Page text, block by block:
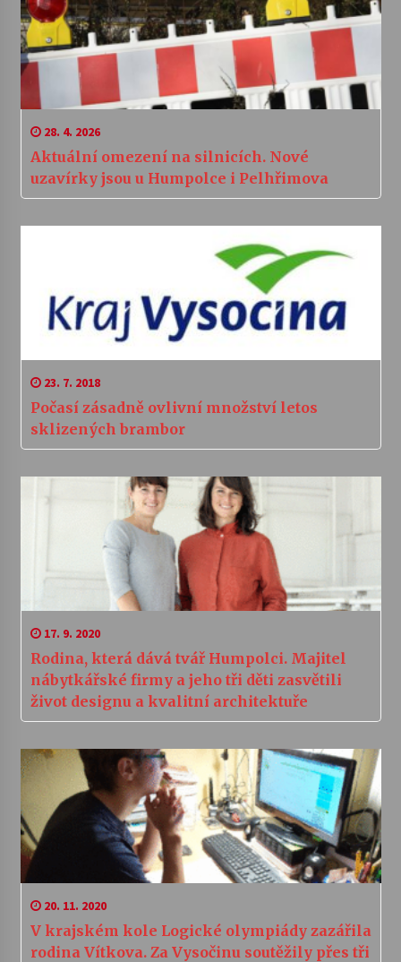
28. 4. 2026
Aktuální omezení na silnicích. Nové
uzavírky jsou u Humpolce i Pelhřimova
23. 7. 2018
Počasí zásadně ovlivní množství letos
sklizených brambor
17. 9. 2020
Rodina, která dává tvář Humpolci. Majitel
nábytkářské firmy a jeho tři děti zasvětili
život designu a kvalitní architektuře
20. 11. 2020
V krajském kole Logické olympiády zazářila
rodina Vítkova. Za Vysočinu soutěžily přes tři